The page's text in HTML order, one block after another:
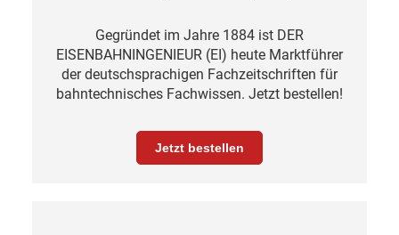
Gegründet im Jahre 1884 ist DER
EISENBAHNINGENIEUR (EI) heute Marktführer
der deutschsprachigen Fachzeitschriften für
bahntechnisches Fachwissen. Jetzt bestellen!
Jetzt bestellen